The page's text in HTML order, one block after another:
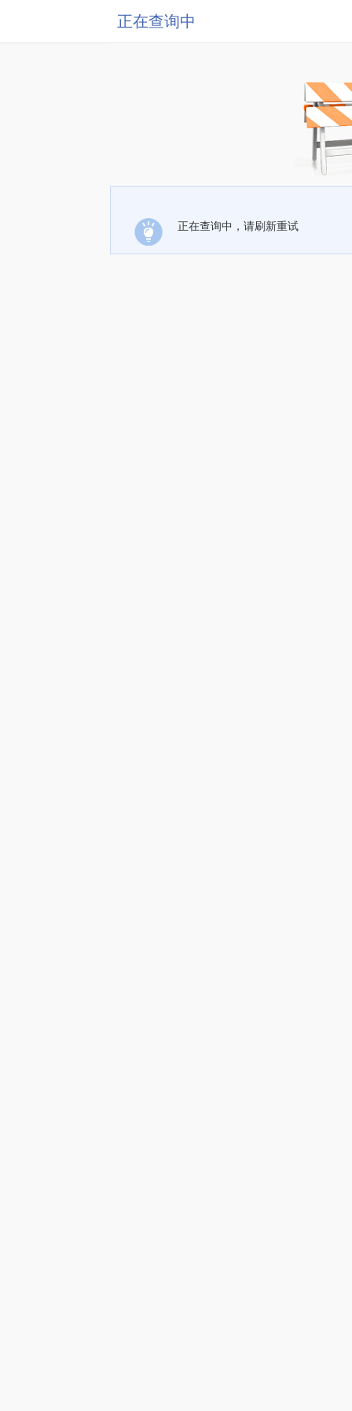
正在查询中
正在查询中，请刷新重试